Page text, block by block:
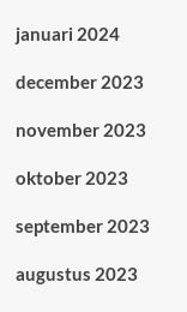
januari 2024
december 2023
november 2023
oktober 2023
september 2023
augustus 2023